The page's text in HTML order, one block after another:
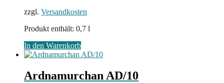
zzgl. Versandkosten
Produkt enthält: 0,7 l
In den Warenkorb
Ardnamurchan AD/10